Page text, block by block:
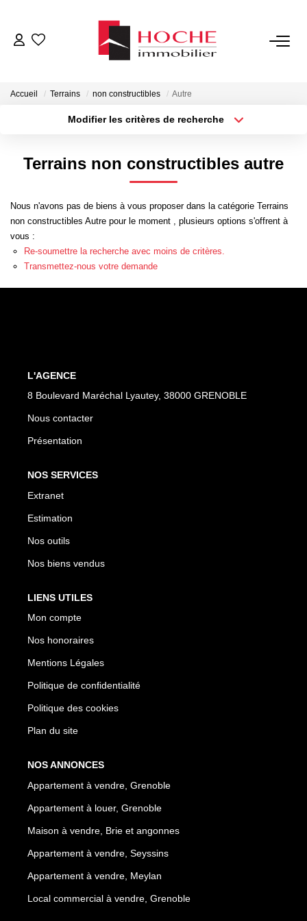
Accueil Terrains non constructibles Autre
Modifier les critères de recherche
Type de bien
Créer une alerte
Terrains non constructibles autre
Nous n'avons pas de biens à vous proposer dans la catégorie Terrains
non constructibles Autre pour le moment , plusieurs options s'offrent à
vous :
Re-soumettre la recherche avec moins de critères.
Transmettez-nous votre demande
L'AGENCE
8 Boulevard Maréchal Lyautey, 38000 GRENOBLE
Nous contacter
Présentation
NOS SERVICES
Extranet
Estimation
Nos outils
Nos biens vendus
LIENS UTILES
Mon compte
Nos honoraires
Mentions Légales
Politique de confidentialité
Politique des cookies
Plan du site
NOS ANNONCES
Appartement à vendre, Grenoble
Appartement à louer, Grenoble
Maison à vendre, Brie et angonnes
Appartement à vendre, Seyssins
Appartement à vendre, Meylan
Local commercial à vendre, Grenoble